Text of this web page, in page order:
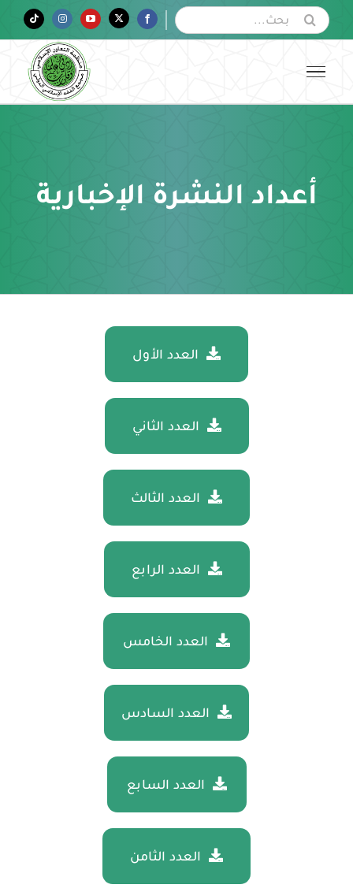
البحث
عن:
Facebook
Twitter
YouTube
Instagram
Tiktok
أعداد النشرة الإخبارية
العدد الأول
العدد الثاني
العدد الثالث
العدد الرابع
العدد الخامس
العدد السادس
العدد السابع
العدد الثامن